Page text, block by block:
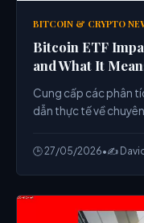
BITCOIN & CRYPTO
Bitcoin ETF
and What It
Cung cấp các phân
dẫn thực tế về
🕒 27/05/2026•✍️